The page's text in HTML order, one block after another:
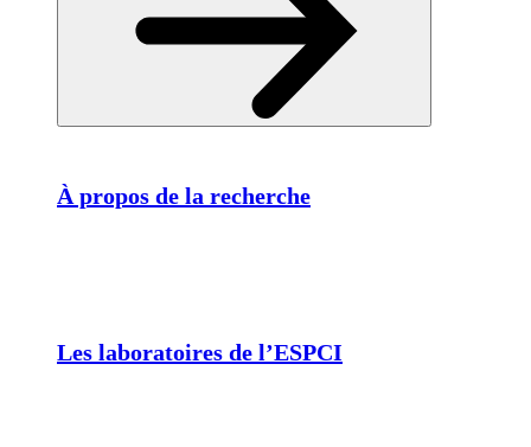
À propos de la recherche
Les laboratoires de l’ESPCI